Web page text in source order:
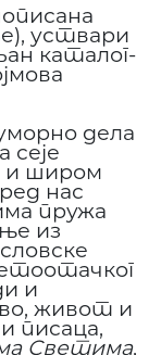
уствари
каталог-
дела
и широм
нас
пружа
из
и
живот и
писаца,
Светима,